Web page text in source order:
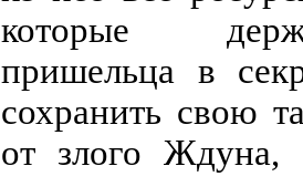
которые
пришельца в
сохранить свою
от злого Ждуна,